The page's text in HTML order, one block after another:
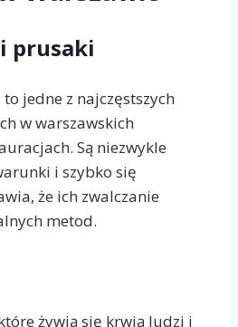
prusaki
jedne z najczęstszych
w warszawskich
Są niezwykle
i szybko się
że ich zwalczanie
metod.
żywią się krwią ludzi i